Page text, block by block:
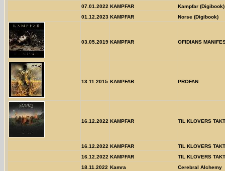
07.01.2022 KAMPFAR
Kampfar (Digibook)
01.12.2023 KAMPFAR Norse (Digibook)
03.05.2019 KAMPFAR OFIDIANS
13.11.2015 KAMPFAR PROFAN
16.12.2022 KAMPFAR TIL KLOVERS TAKT
16.12.2022 KAMPFAR
TIL KLOVERS TAKT
16.12.2022 KAMPFAR
TIL KLOVERS TAKT
18.11.2022 Kamra Cerebral Alchemy